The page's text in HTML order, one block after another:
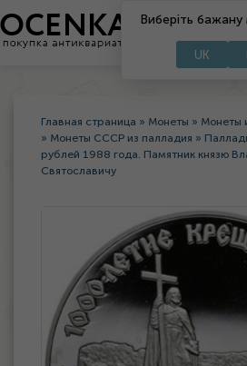
Виберіть
UK
Главная страница » Монеты » Монеты
» Монеты СССР из палладия »
рублей 1988 года. Памятник князю
Святославичу